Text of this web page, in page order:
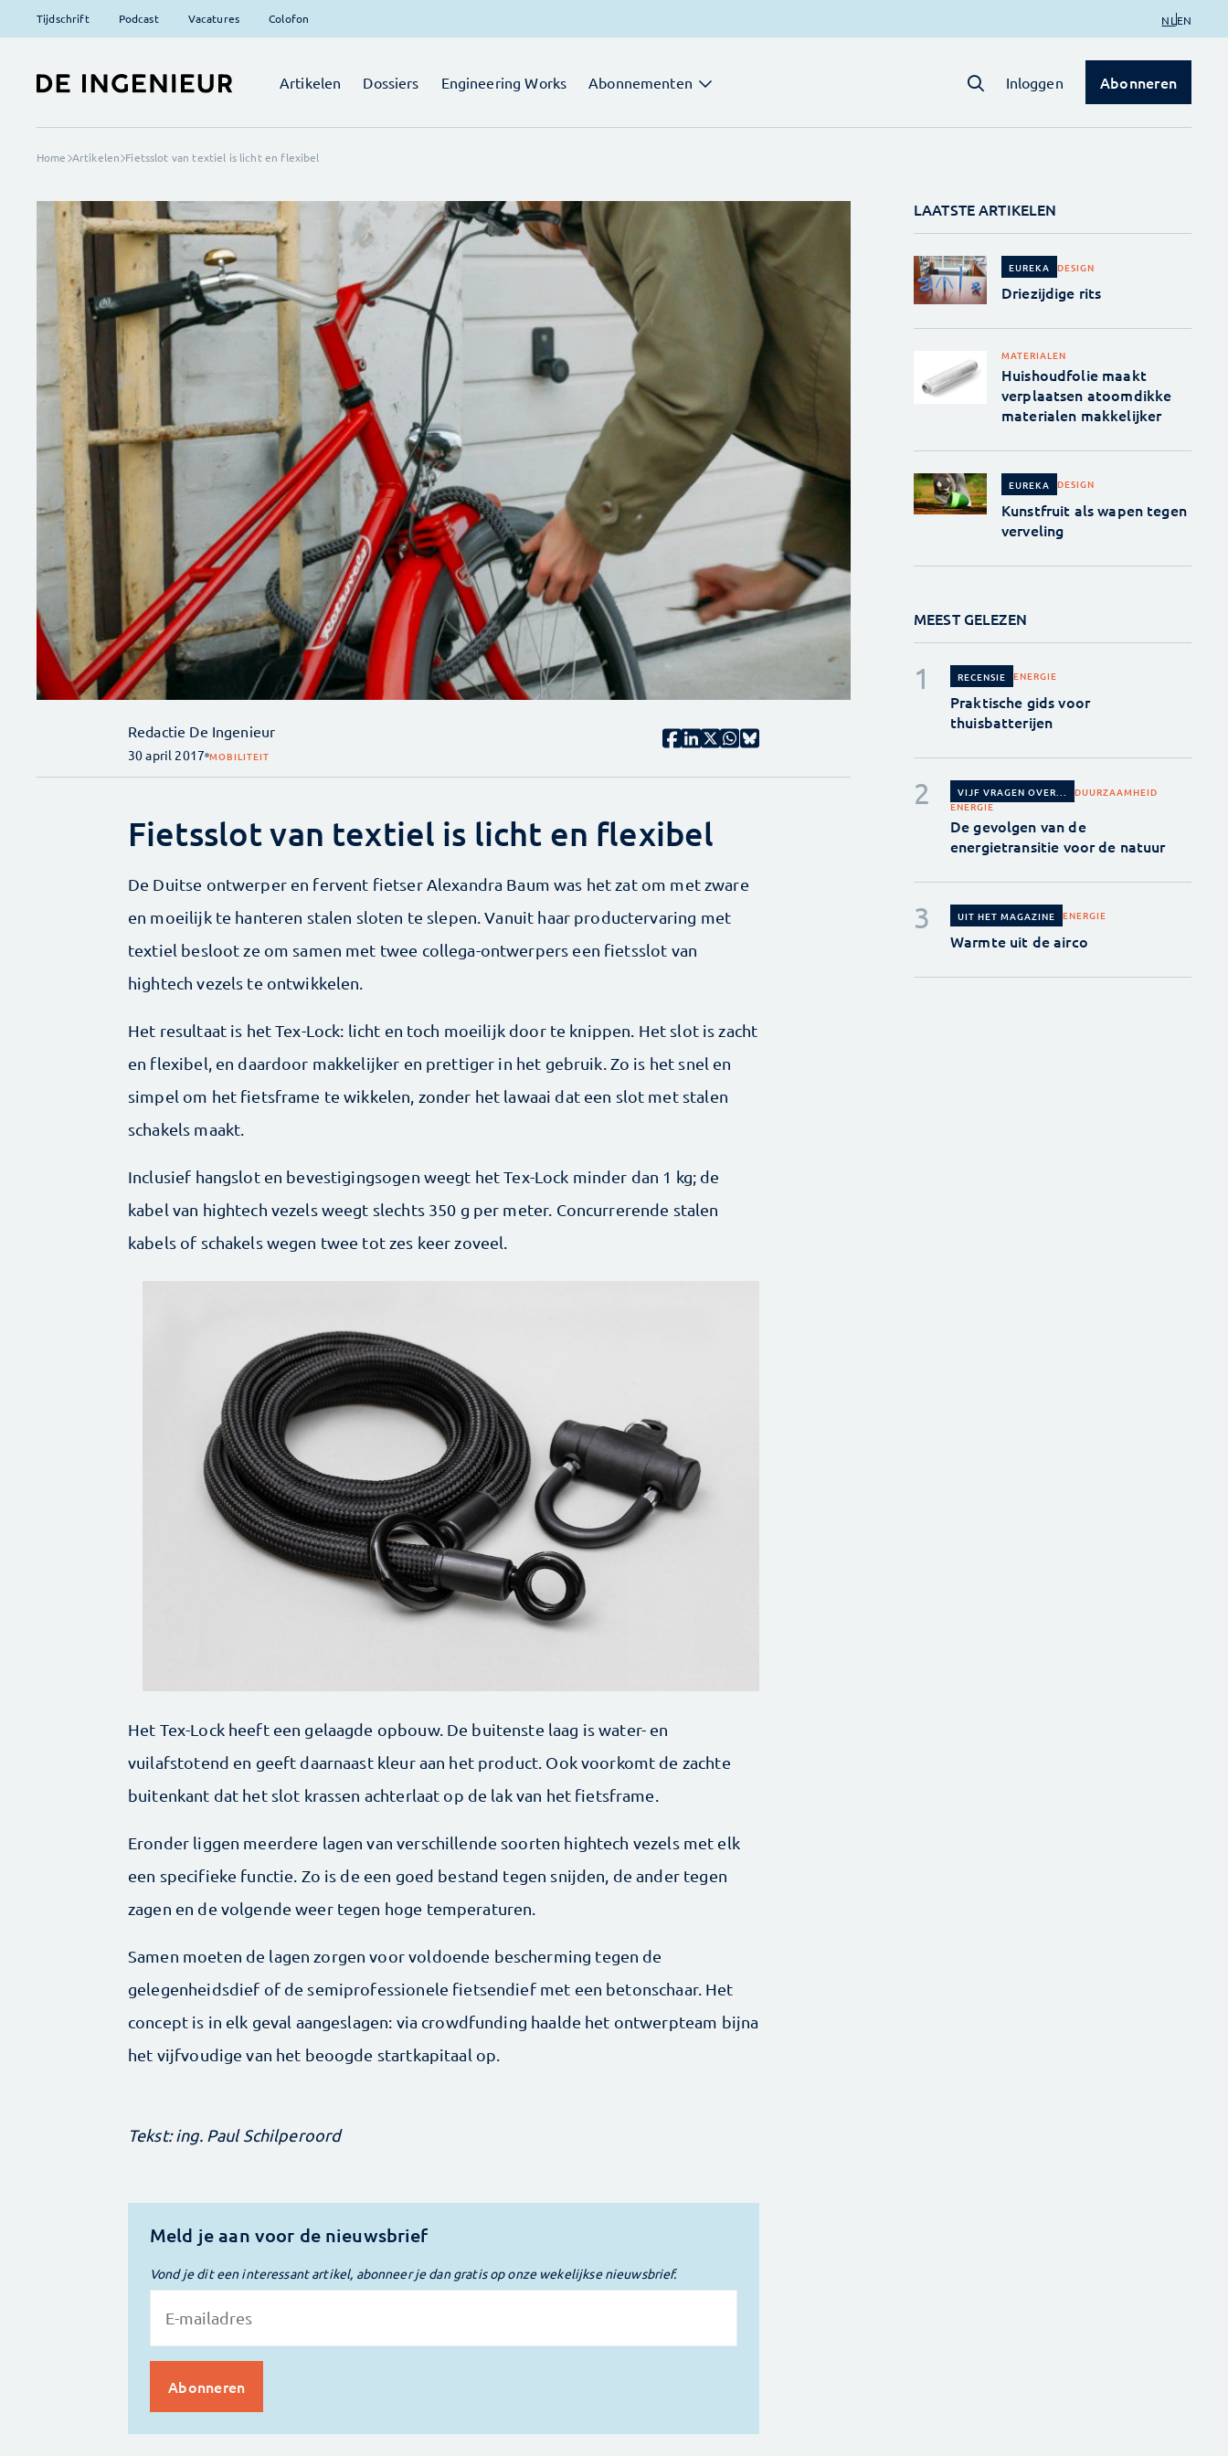
Tijdschrift Podcast Vacatures Colofon NL EN
Artikelen Dossiers Engineering Works Abonnementen Inloggen Abonneren
Home Artikelen Fietsslot van textiel is licht en flexibel
Redactie De Ingenieur
30 april 2017 MOBILITEIT
Fietsslot van textiel is licht en flexibel
De Duitse ontwerper en fervent fietser Alexandra Baum was het zat om met zware
en moeilijk te hanteren stalen sloten te slepen. Vanuit haar productervaring met
textiel besloot ze om samen met twee collega-ontwerpers een fietsslot van
hightech vezels te ontwikkelen.
Het resultaat is het Tex-Lock: licht en toch moeilijk door te knippen. Het slot is zacht
en flexibel, en daardoor makkelijker en prettiger in het gebruik. Zo is het snel en
simpel om het fietsframe te wikkelen, zonder het lawaai dat een slot met stalen
schakels maakt.
Inclusief hangslot en bevestigingsogen weegt het Tex-Lock minder dan 1 kg; de
kabel van hightech vezels weegt slechts 350 g per meter. Concurrerende stalen
kabels of schakels ­wegen twee tot zes keer zoveel.
Het Tex-Lock heeft een gelaagde opbouw. De buitenste laag is water- en
vuilafstotend en geeft daarnaast kleur aan het product. Ook voorkomt de zachte
buitenkant dat het slot krassen achterlaat op de lak van het fietsframe.
Eronder liggen meerdere lagen van verschillende soorten hightech vezels met elk
een specifieke functie. Zo is de een goed bestand ­tegen snijden, de ander tegen
zagen en de volgende weer ­tegen hoge temperaturen.
Samen moeten de lagen zorgen voor voldoende bescherming tegen de
gelegenheidsdief of de semiprofessionele fietsendief met een betonschaar. Het
concept is in elk geval aan­geslagen: via crowdfunding haalde het ontwerpteam bijna
het vijfvoudige van het beoogde startkapitaal op.
Tekst: ing. Paul Schilperoord
Meld je aan voor de nieuwsbrief
Vond je dit een interessant artikel, abonneer je dan gratis op onze wekelijkse nieuwsbrief.
LAATSTE ARTIKELEN
EUREKA DESIGN
Driezijdige rits
MATERIALEN
Huishoudfolie maakt
verplaatsen atoomdikke
materialen makkelijker
EUREKA DESIGN
Kunstfruit als wapen tegen
verveling
MEEST GELEZEN
RECENSIE ENERGIE
Praktische gids voor
thuisbatterijen
VIJF VRAGEN OVER...
DUURZAAMHEID
ENERGIE
De gevolgen van de
energietransitie voor de natuur
UIT HET MAGAZINE ENERGIE
Warmte uit de airco